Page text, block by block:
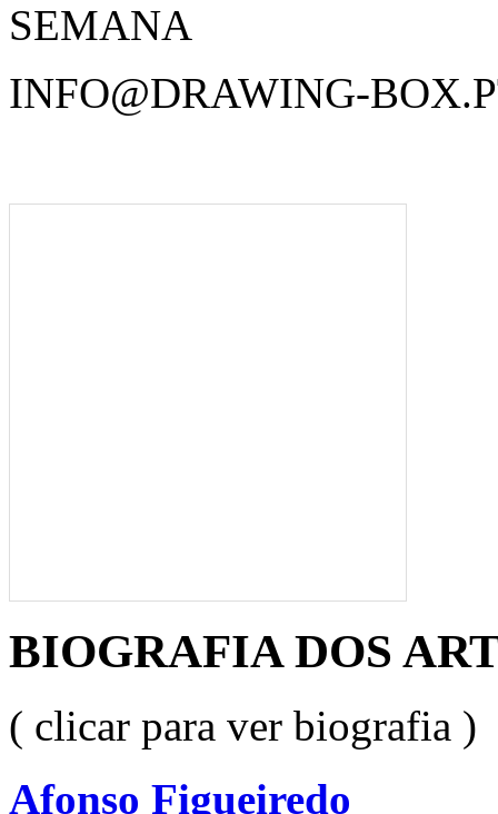
SEMANA
INFO@DRAWING-
BIOGRAFIA DOS
( clicar para ver biografia )
Afonso Figueiredo